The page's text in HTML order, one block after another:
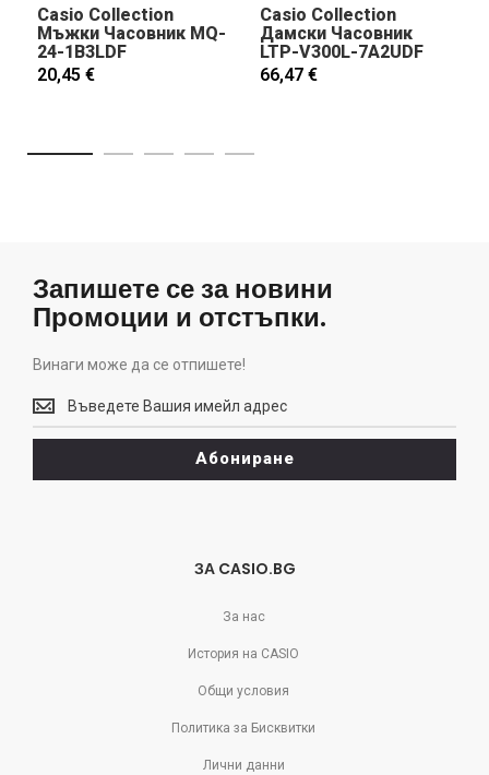
Casio Collection
Мъжки Часовник MQ-
24-1B3LDF
20,45 €
Casio Collection
Дамски Часовник
LTP-V300L-7A2UDF
66,47 €
Запишете се за новини
Промоции и отстъпки.
Винаги може да се отпишете!
Винаги
може
да
отпишете!
Абониране
ЗА CASIO.BG
За нас
История на CASIO
Общи условия
Политика за Бисквитки
Лични данни